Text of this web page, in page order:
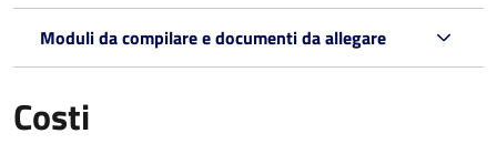
Moduli da compilare e documenti da allegare
Costi